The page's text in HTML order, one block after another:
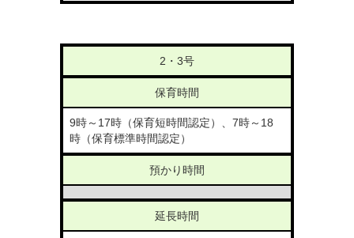
2・3号
保育時間
9時～17時（保育短時間認定）、7時～18
時（保育標準時間認定）
預かり時間
延長時間